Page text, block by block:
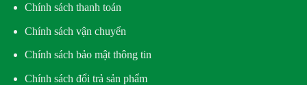
Chính sách thanh toán
Chính sách vận chuyển
Chính sách bảo mật thông tin
Chính sách đổi trả sản phẩm